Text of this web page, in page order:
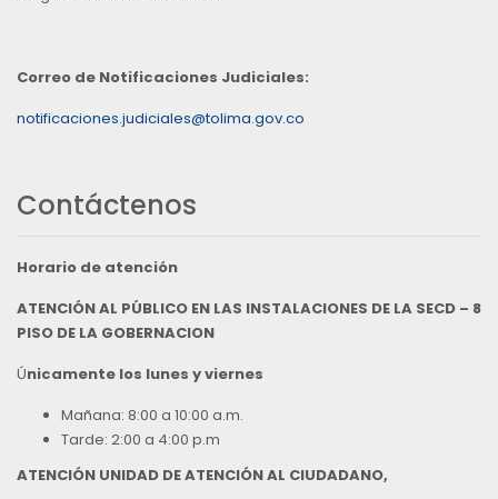
Correo de Notificaciones Judiciales:
notificaciones.judiciales@tolima.gov.co
Contáctenos
Horario de atención
ATENCIÓN AL PÚBLICO EN LAS INSTALACIONES DE LA SECD – 8
PISO DE LA GOBERNACION
Únicamente los lunes y viernes
Mañana: 8:00 a 10:00 a.m.
Tarde: 2:00 a 4:00 p.m
ATENCIÓN UNIDAD DE ATENCIÓN AL CIUDADANO,